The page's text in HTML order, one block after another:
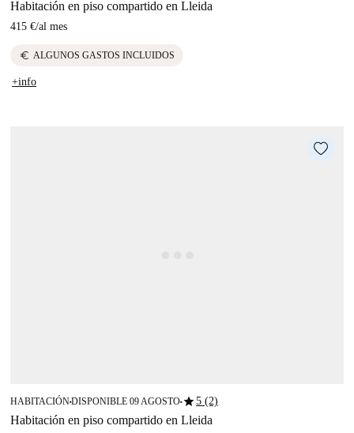
Habitación en piso compartido en Lleida
415 €/al mes
euro ALGUNOS GASTOS INCLUIDOS
+info
HABITACIÓN■DISPONIBLE 09 AGOSTO■star5 (2)
Habitación en piso compartido en Lleida